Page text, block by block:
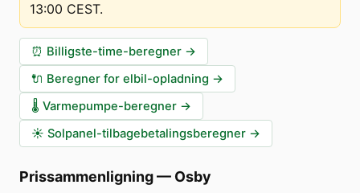
13:00 CEST.
⏰ Billigste-time-beregner →
🔌 Beregner for elbil-opladning →
🌡️ Varmepumpe-beregner →
☀️ Solpanel-tilbagebetalingsberegner →
Prissammenligning— Osby